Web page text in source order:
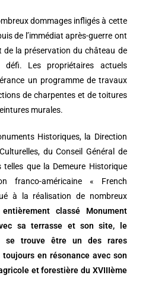
dommages infligés à cette
de l’immédiat après-guerre ont
la préservation du château de
défi. Les propriétaires actuels
un programme de travaux
de charpentes et de toitures
murales.
Historiques, la Direction
du Conseil Général de
telles que la Demeure Historique
franco-américaine « French
à la réalisation de nombreux
entièrement classé Monument
sa terrasse et son site, le
se trouve être un des rares
en résonance avec son
et forestière du XVIIIème